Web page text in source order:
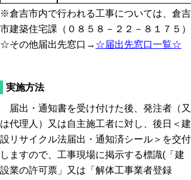
※倉吉市内で行われる工事については、倉吉
市建築住宅課（０８５８－２２－８１７５）
☆その他届出先窓口→ ☆届出先窓口一覧☆
実施方法
届出・通知書を受け付けた後、発注者（又
は代理人）又は自主施工者に対し、後日＜建
設リサイクル法届出・通知済シール＞を交付
しますので、工事現場に掲示する標識(「建
設業の許可票」又は「解体工事業者登録